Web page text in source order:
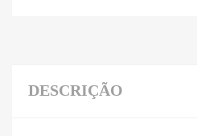
DESCRIÇÃO